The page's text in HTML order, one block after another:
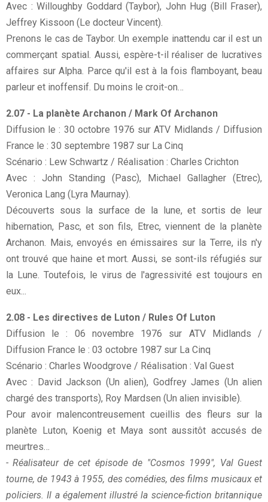
Avec : Willoughby Goddard (Taybor), John Hug (Bill Fraser),
Jeffrey Kissoon (Le docteur Vincent).
Prenons le cas de Taybor. Un exemple inattendu car il est un
commerçant spatial. Aussi, espère-t-il réaliser de lucratives
affaires sur Alpha. Parce qu'il est à la fois flamboyant, beau
parleur et inoffensif. Du moins le croit-on…
2.07 - La planète Archanon / Mark Of Archanon
Diffusion le : 30 octobre 1976 sur ATV Midlands / Diffusion
France le : 30 septembre 1987 sur La Cinq
Scénario : Lew Schwartz / Réalisation : Charles Crichton
Avec : John Standing (Pasc), Michael Gallagher (Etrec),
Veronica Lang (Lyra Maurnay).
Découverts sous la surface de la lune, et sortis de leur
hibernation, Pasc, et son fils, Etrec, viennent de la planète
Archanon. Mais, envoyés en émissaires sur la Terre, ils n'y
ont trouvé que haine et mort. Aussi, se sont-ils réfugiés sur
la Lune. Toutefois, le virus de l'agressivité est toujours en
eux...
2.08 - Les directives de Luton / Rules Of Luton
Diffusion le : 06 novembre 1976 sur ATV Midlands /
Diffusion France le : 03 octobre 1987 sur La Cinq
Scénario : Charles Woodgrove / Réalisation : Val Guest
Avec : David Jackson (Un alien), Godfrey James (Un alien
chargé des transports), Roy Mardsen (Un alien invisible).
Pour avoir malencontreusement cueillis des fleurs sur la
planète Luton, Koenig et Maya sont aussitôt accusés de
meurtres…
- Réalisateur de cet épisode de "Cosmos 1999", Val Guest
tourne, de 1943 à 1955, des comédies, des films musicaux et
policiers. Il a également illustré la science-fiction britannique